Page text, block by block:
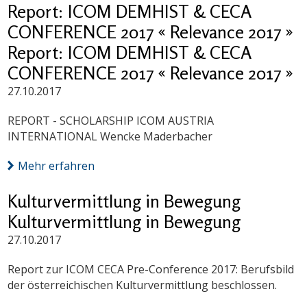
Report: ICOM DEMHIST & CECA
CONFERENCE 2017 « Relevance 2017 »
Report: ICOM DEMHIST & CECA
CONFERENCE 2017 « Relevance 2017 »
27.10.2017
REPORT - SCHOLARSHIP ICOM AUSTRIA
INTERNATIONAL Wencke Maderbacher
Mehr erfahren
Kulturvermittlung in Bewegung
Kulturvermittlung in Bewegung
27.10.2017
Report zur ICOM CECA Pre-Conference 2017: Berufsbild
der österreichischen Kulturvermittlung beschlossen.